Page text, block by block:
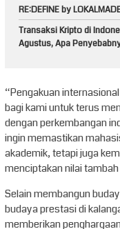
RE:DEFINE by
Transaksi Kripto di
Agustus, Apa
“Pengakuan
bagi kami untuk terus
dengan perkembangan
ingin memastikan
akademik, tetapi juga
menciptakan nilai
Selain membangun
budaya prestasi di
memberikan